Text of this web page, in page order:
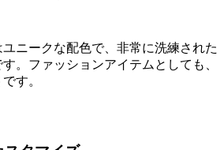
ニークな配色で、非常に洗練された
。ファッションアイテムとしても、
す。